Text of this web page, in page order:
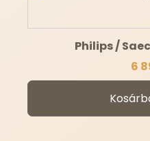
Philips /
6